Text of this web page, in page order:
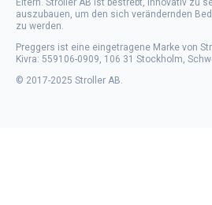
Eltern. Stroller AB ist bestrebt, innovativ zu
auszubauen, um den sich verändernden
zu werden.
Preggers ist eine eingetragene Marke von
Kivra: 559106-0909, 106 31 Stockholm,
© 2017-2025 Stroller AB.